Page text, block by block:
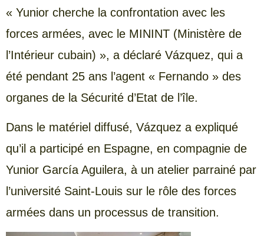
« Yunior cherche la confrontation avec les
forces armées, avec le MININT (Ministère de
l’Intérieur cubain) », a déclaré Vázquez, qui a
été pendant 25 ans l’agent « Fernando » des
organes de la Sécurité d’Etat de l’île.
Dans le matériel diffusé, Vázquez a expliqué
qu’il a participé en Espagne, en compagnie de
Yunior García Aguilera, à un atelier parrainé par
l’université Saint-Louis sur le rôle des forces
armées dans un processus de transition.